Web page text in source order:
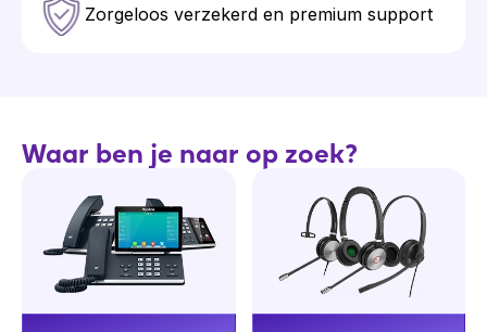
Zorgeloos verzekerd en premium support
Waar ben je naar op zoek?